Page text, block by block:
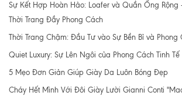
Sự Kết Hợp Hoàn Hảo: Loafer và Quần Ống Rộng
Thời Trang Đầy Phong Cách
Thời Trang Chậm: Đầu Tư vào Sự Bền Bỉ và Phong
Quiet Luxury: Sự Lên Ngôi của Phong Cách Tinh Tế
5 Mẹo Đơn Giản Giúp Giày Da Luôn Bóng Đẹp
Cháy Hết Mình Với Đôi Giày Lười Gianni Conti